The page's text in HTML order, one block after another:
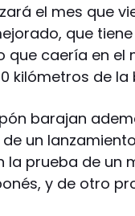
el mes que
que
que caería en el
kilómetros de
barajan
un
prueba de un
y de otro